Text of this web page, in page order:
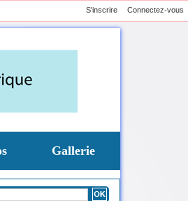
Connectez-vous
S'inscrire
Gallerie
du Sénégal de Basket-ball :